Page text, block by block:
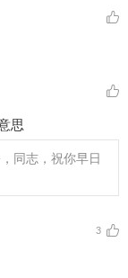
思
同志，祝你早日
3